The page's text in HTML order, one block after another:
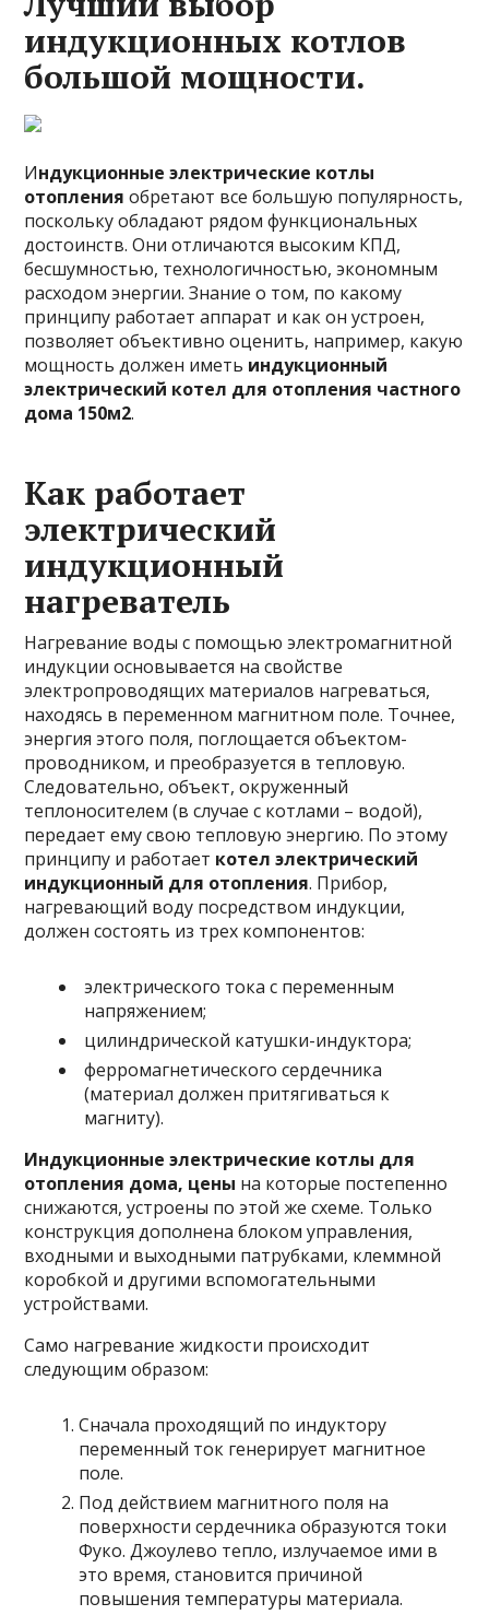
индукционных котлов
большой мощности.
Индукционные электрические котлы
отопления обретают все большую популярность,
поскольку обладают рядом функциональных
достоинств. Они отличаются высоким КПД,
бесшумностью, технологичностью, экономным
расходом энергии. Знание о том, по какому
принципу работает аппарат и как он устроен,
позволяет объективно оценить, например, какую
мощность должен иметь индукционный
электрический котел для отопления частного
дома 150м2.
Как работает
электрический
индукционный
нагреватель
Нагревание воды с помощью электромагнитной
индукции основывается на свойстве
электропроводящих материалов нагреваться,
находясь в переменном магнитном поле. Точнее,
энергия этого поля, поглощается объектом-
проводником, и преобразуется в тепловую.
Следовательно, объект, окруженный
теплоносителем (в случае с котлами – водой),
передает ему свою тепловую энергию. По этому
принципу и работает котел электрический
индукционный для отопления. Прибор,
нагревающий воду посредством индукции,
должен состоять из трех компонентов:
электрического тока с переменным
напряжением;
цилиндрической катушки-индуктора;
ферромагнетического сердечника
(материал должен притягиваться к
магниту).
Индукционные электрические котлы для
отопления дома, цены на которые постепенно
снижаются, устроены по этой же схеме. Только
конструкция дополнена блоком управления,
входными и выходными патрубками, клеммной
коробкой и другими вспомогательными
устройствами.
Само нагревание жидкости происходит
следующим образом:
Сначала проходящий по индуктору
переменный ток генерирует магнитное
поле.
Под действием магнитного поля на
поверхности сердечника образуются токи
Фуко. Джоулево тепло, излучаемое ими в
это время, становится причиной
повышения температуры материала.